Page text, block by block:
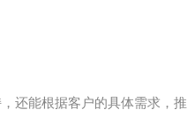
还能根据客户的具体需求，推